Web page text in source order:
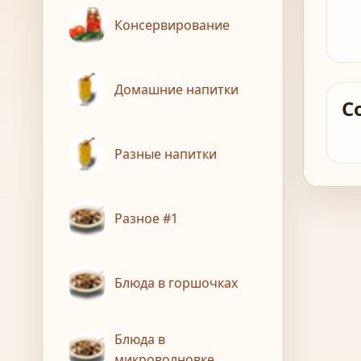
Консервирование
Домашние напитки
Разные напитки
Разное #1
Блюда в горшочках
Блюда в